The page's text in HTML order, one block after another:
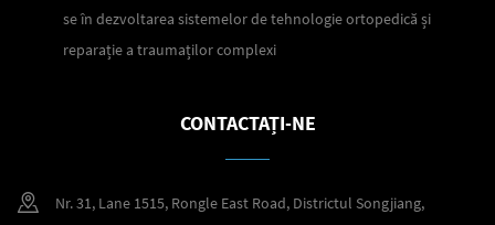
se în dezvoltarea sistemelor de tehnologie ortopedică și
reparație a traumaților complexi
CONTACTAȚI-NE
Nr. 31, Lane 1515, Rongle East Road, Districtul Songjiang,